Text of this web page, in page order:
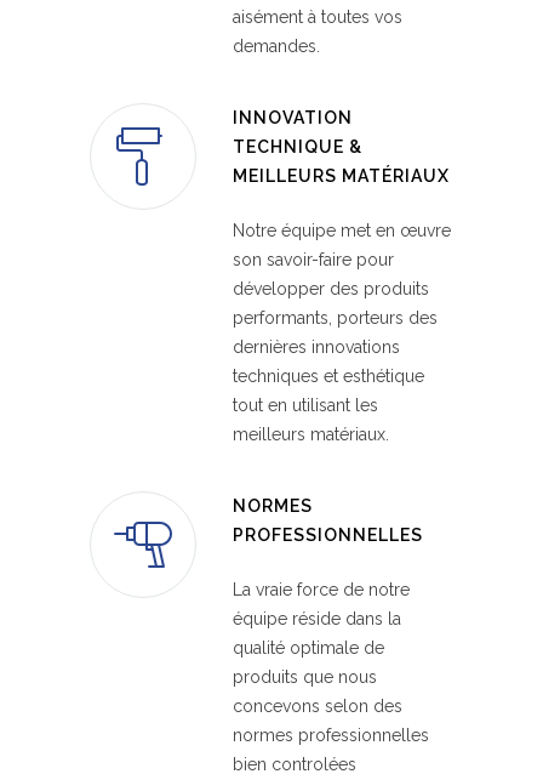
aisément à toutes vos
demandes.
INNOVATION
TECHNIQUE &
MEILLEURS MATÉRIAUX
Notre équipe met en œuvre
son savoir-faire pour
développer des produits
performants, porteurs des
dernières innovations
techniques et esthétique
tout en utilisant les
meilleurs matériaux.
NORMES
PROFESSIONNELLES
La vraie force de notre
équipe réside dans la
qualité optimale de
produits que nous
concevons selon des
normes professionnelles
bien controlées